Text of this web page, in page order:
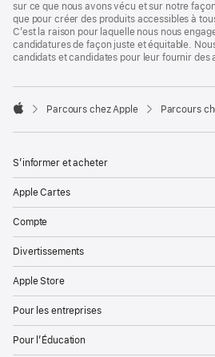
sur ce que nous avons vécu et sur notre
que pour créer des produits accessibles à
C’est la raison pour laquelle nous nous
candidatures de façon juste et équitable.
candidats et candidates pour leur fournir des

Parcours chez Apple Parcours
S’informer et acheter
Apple Cartes
Compte
Divertissements
Apple Store
Pour les entreprises
Pour l’Éducation